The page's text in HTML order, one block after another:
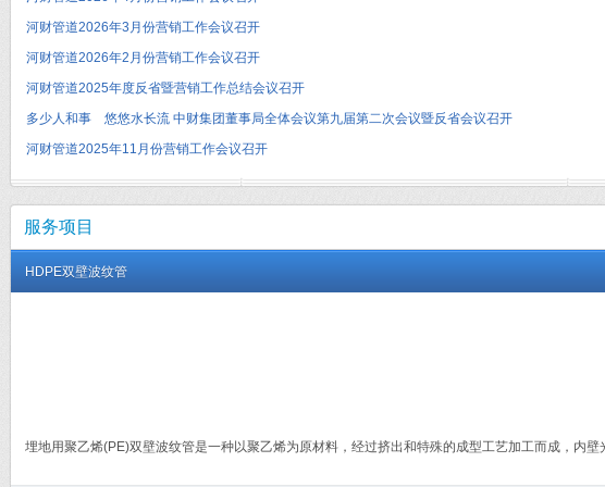
河财管道2026年3月份营销工作会议召开
河财管道2026年2月份营销工作会议召开
河财管道2025年度反省暨营销工作总结会议召开
多少人和事 悠悠水长流 中财集团董事局全体会议第九届第二次会议暨反省会议召开
河财管道2025年11月份营销工作会议召开
服务项目
HDPE双壁波纹管
埋地用聚乙烯(PE)双壁波纹管是一种以聚乙烯为原材料，经过挤出和特殊的成型工艺加工而成，内壁